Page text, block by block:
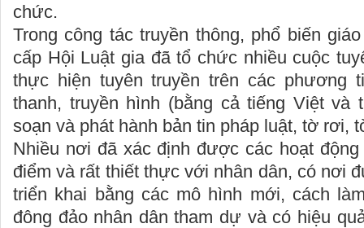
chức.
Trong công tác truyền thông, phổ biến
cấp Hội Luật gia đã tổ chức nhiều cuộc
thực hiện tuyên truyền trên các phương
thanh, truyền hình (bằng cả tiếng Việt và
soạn và phát hành bản tin pháp luật, tờ rơi,
Nhiều nơi đã xác định được các hoạt
điểm và rất thiết thực với nhân dân, có nơi
triển khai bằng các mô hình mới, cách
đông đảo nhân dân tham dự và có hiệu